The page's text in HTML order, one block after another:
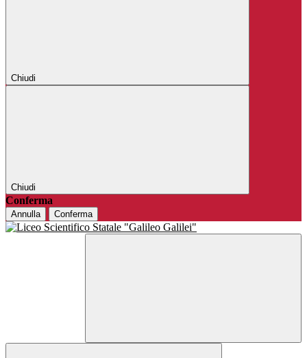
Chiudi
Chiudi
Conferma
Annulla Conferma